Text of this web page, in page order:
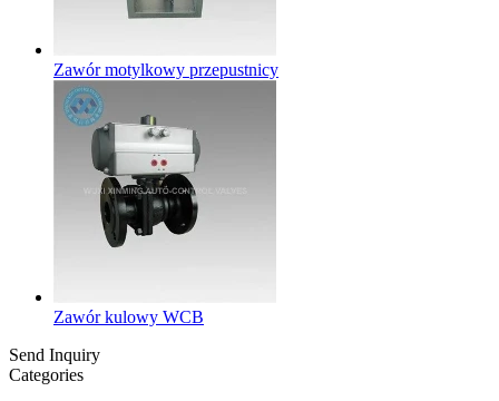
Zawór motylkowy przepustnicy
Zawór kulowy WCB
Send Inquiry
Categories